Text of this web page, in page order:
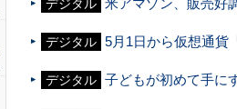
デジタル 米アマゾン、販売
デジタル 5月1日から仮想通貨
デジタル 子どもが初めて手に